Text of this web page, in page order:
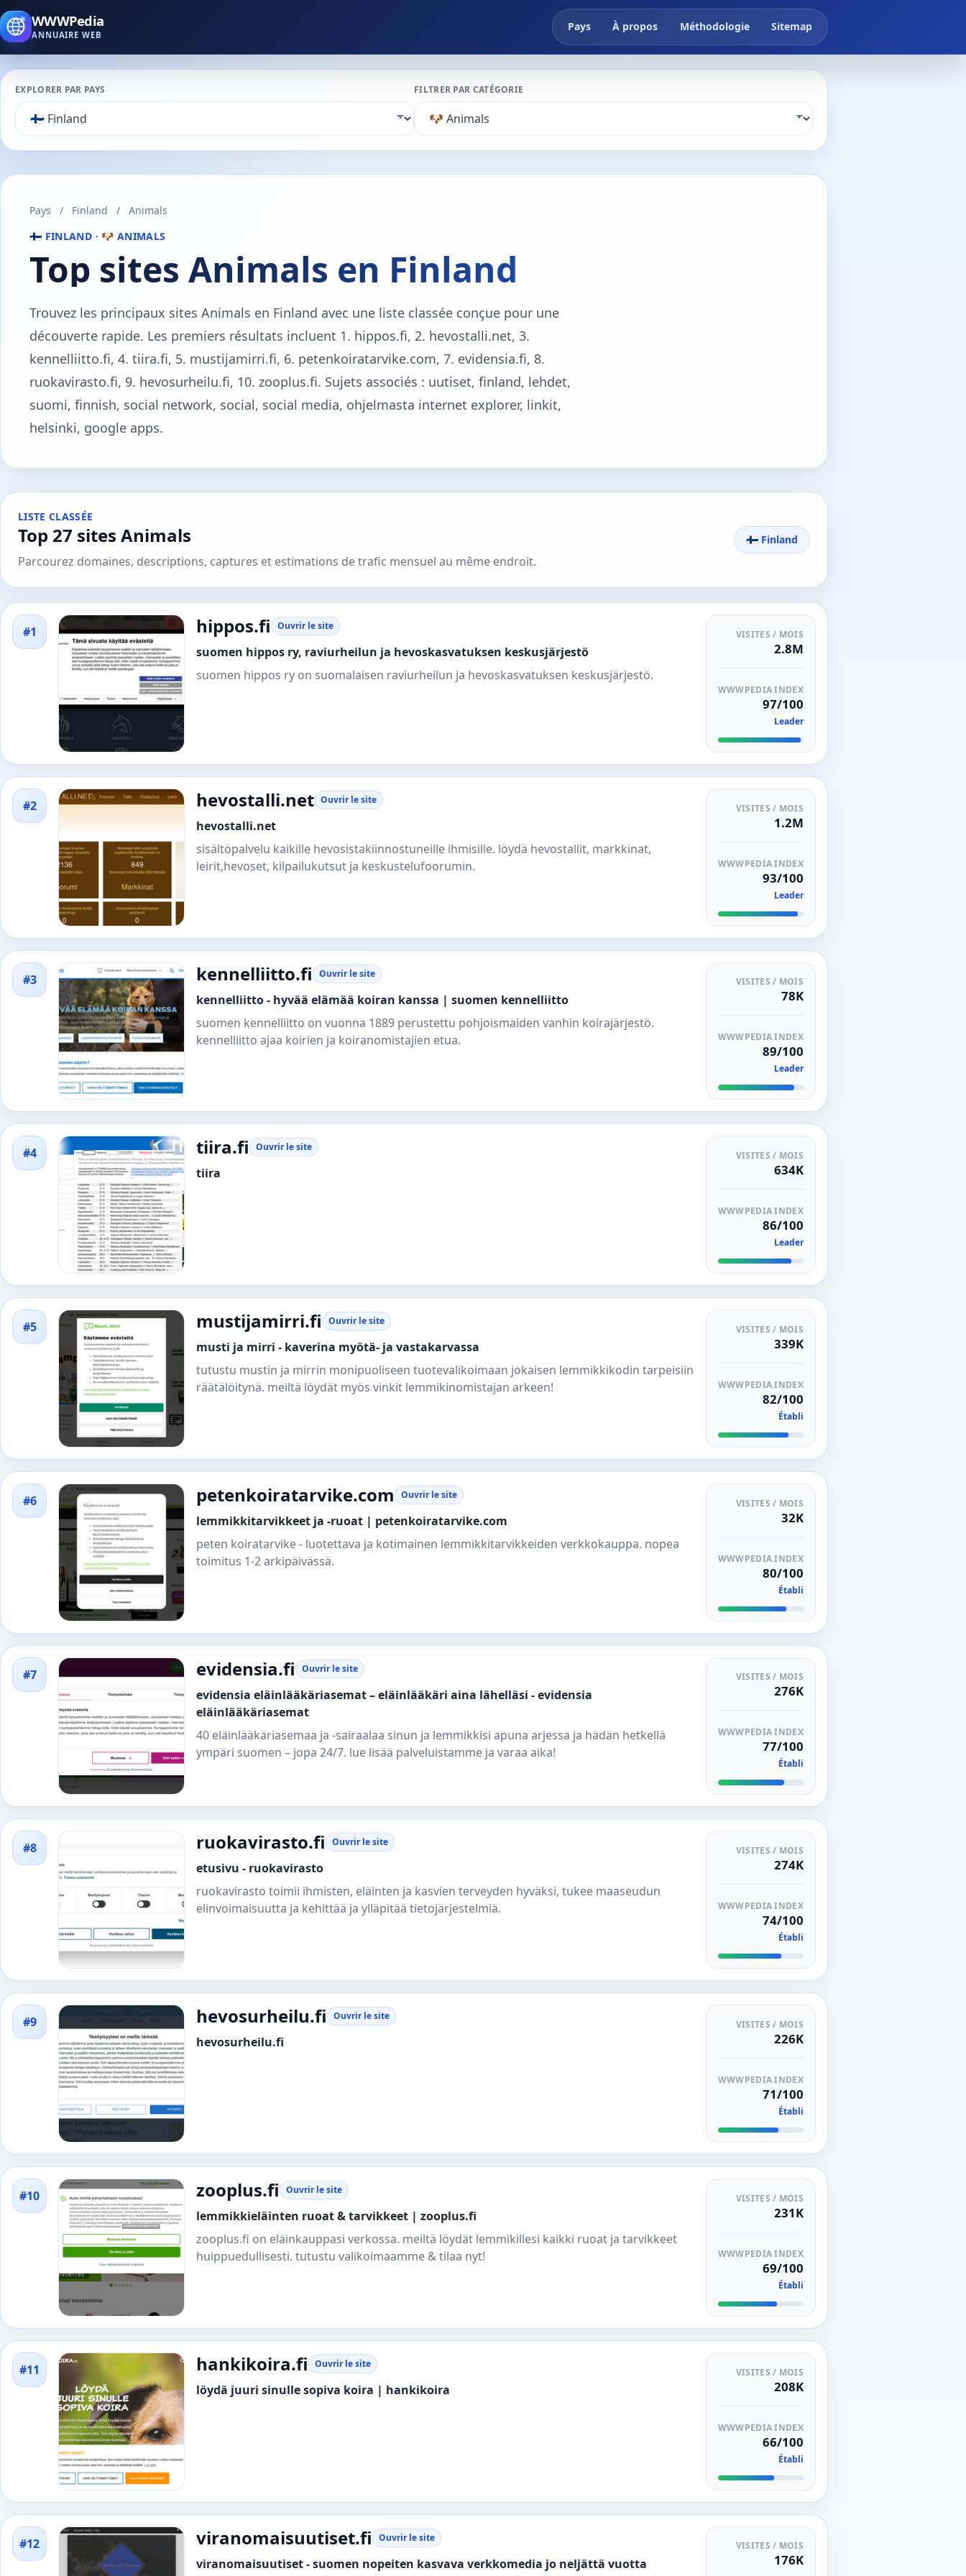
WWWPedia
ANNUAIRE WEB
Pays À propos Méthodologie Sitemap
EXPLORER PAR PAYS FILTRER PAR CATÉGORIE
Pays / Finland /
Animals
🇫🇮 FINLAND · 🐶 ANIMALS
Top sites Animals en Finland
Trouvez les principaux sites Animals en Finland avec une liste classée conçue pour une
découverte rapide. Les premiers résultats incluent 1. hippos.fi, 2. hevostalli.net, 3.
kennelliitto.fi, 4. tiira.fi, 5. mustijamirri.fi, 6. petenkoiratarvike.com, 7. evidensia.fi, 8.
ruokavirasto.fi, 9. hevosurheilu.fi, 10. zooplus.fi. Sujets associés : uutiset, finland, lehdet,
suomi, finnish, social network, social, social media, ohjelmasta internet explorer, linkit,
helsinki, google apps.
LISTE CLASSÉE
Top 27 sites Animals
Parcourez domaines, descriptions, captures et estimations de trafic mensuel au même endroit.
🇫🇮 Finland
#1 hippos.fi Ouvrir le site
suomen hippos ry, raviurheilun ja hevoskasvatuksen keskusjärjestö
suomen hippos ry on suomalaisen raviurheilun ja hevoskasvatuksen keskusjärjestö.
VISITES / MOIS
2.8M
WWWPEDIA INDEX
97/100
Leader
#2 hevostalli.net Ouvrir le site
hevostalli.net
sisältöpalvelu kaikille hevosistakiinnostuneille ihmisille. löydä hevostallit, markkinat,
leirit,hevoset, kilpailukutsut ja keskustelufoorumin.
VISITES / MOIS
1.2M
WWWPEDIA INDEX
93/100
Leader
#3 kennelliitto.fi Ouvrir le site
kennelliitto - hyvää elämää koiran kanssa | suomen kennelliitto
suomen kennelliitto on vuonna 1889 perustettu pohjoismaiden vanhin koirajärjestö.
kennelliitto ajaa koirien ja koiranomistajien etua.
VISITES / MOIS
78K
WWWPEDIA INDEX
89/100
Leader
#4 tiira.fi Ouvrir le site
tiira
VISITES / MOIS
634K
WWWPEDIA INDEX
86/100
Leader
#5 mustijamirri.fi Ouvrir le site
musti ja mirri - kaverina myötä- ja vastakarvassa
tutustu mustin ja mirrin monipuoliseen tuotevalikoimaan jokaisen lemmikkikodin tarpeisiin
räätälöitynä. meiltä löydät myös vinkit lemmikinomistajan arkeen!
VISITES / MOIS
339K
WWWPEDIA INDEX
82/100
Établi
#6 petenkoiratarvike.com Ouvrir le site
lemmikkitarvikkeet ja -ruoat | petenkoiratarvike.com
peten koiratarvike - luotettava ja kotimainen lemmikkitarvikkeiden verkkokauppa. nopea
toimitus 1-2 arkipäivässä.
VISITES / MOIS
32K
WWWPEDIA INDEX
80/100
Établi
#7 evidensia.fi Ouvrir le site
evidensia eläinlääkäriasemat – eläinlääkäri aina lähelläsi - evidensia
eläinlääkäriasemat
40 eläinlääkäriasemaa ja -sairaalaa sinun ja lemmikkisi apuna arjessa ja hädän hetkellä
ympäri suomen – jopa 24/7. lue lisää palveluistamme ja varaa aika!
VISITES / MOIS
276K
WWWPEDIA INDEX
77/100
Établi
#8 ruokavirasto.fi Ouvrir le site
etusivu - ruokavirasto
ruokavirasto toimii ihmisten, eläinten ja kasvien terveyden hyväksi, tukee maaseudun
elinvoimaisuutta ja kehittää ja ylläpitää tietojärjestelmiä.
VISITES / MOIS
274K
WWWPEDIA INDEX
74/100
Établi
#9 hevosurheilu.fi Ouvrir le site
hevosurheilu.fi
VISITES / MOIS
226K
WWWPEDIA INDEX
71/100
Établi
#10 zooplus.fi Ouvrir le site
lemmikkieläinten ruoat & tarvikkeet | zooplus.fi
zooplus.fi on eläinkauppasi verkossa. meiltä löydät lemmikillesi kaikki ruoat ja tarvikkeet
huippuedullisesti. tutustu valikoimaamme & tilaa nyt!
VISITES / MOIS
231K
WWWPEDIA INDEX
69/100
Établi
#11 hankikoira.fi Ouvrir le site
löydä juuri sinulle sopiva koira | hankikoira
VISITES / MOIS
208K
WWWPEDIA INDEX
66/100
Établi
#12 viranomaisuutiset.fi Ouvrir le site
viranomaisuutiset - suomen nopeiten kasvava verkkomedia jo neljättä vuotta
VISITES / MOIS
176K